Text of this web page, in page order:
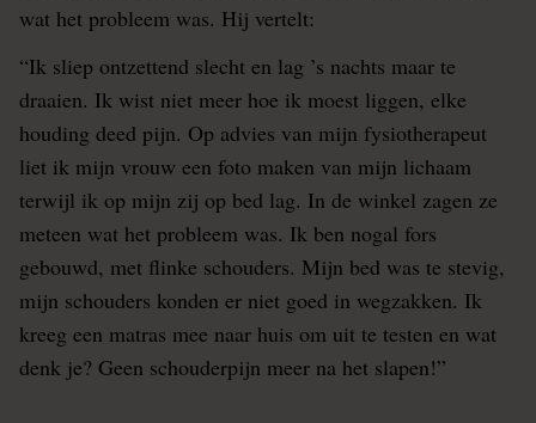
wat het probleem was. Hij vertelt:
“Ik sliep ontzettend slecht en lag ’s nachts maar te
draaien. Ik wist niet meer hoe ik moest liggen, elke
houding deed pijn. Op advies van mijn fysiotherapeut
liet ik mijn vrouw een foto maken van mijn lichaam
terwijl ik op mijn zij op bed lag. In de winkel zagen ze
meteen wat het probleem was. Ik ben nogal fors
gebouwd, met flinke schouders. Mijn bed was te stevig,
mijn schouders konden er niet goed in wegzakken. Ik
kreeg een matras mee naar huis om uit te testen en wat
denk je? Geen schouderpijn meer na het slapen!”